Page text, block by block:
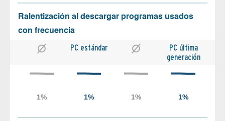
Ralentización al descargar programas usados
con frecuencia
PC estándar
PC última
generación